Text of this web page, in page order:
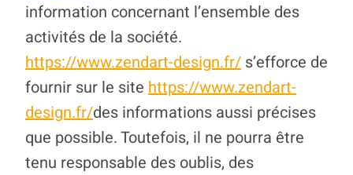
information concernant l’ensemble des
activités de la société.
https://www.zendart-design.fr/ s’efforce de
fournir sur le site https://www.zendart-
design.fr/des informations aussi précises
que possible. Toutefois, il ne pourra être
tenu responsable des oublis, des